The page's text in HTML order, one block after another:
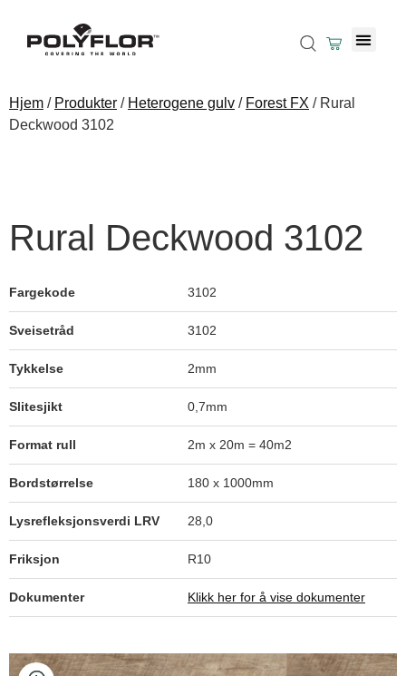
Hjem / Produkter / Heterogene gulv / Forest FX / Rural
Deckwood 3102
Rural Deckwood 3102
Fargekode 3102
Sveisetråd 3102
Tykkelse 2mm
Slitesjikt 0,7mm
Format rull 2m x 20m = 40m2
Bordstørrelse 180 x 1000mm
Lysrefleksjonsverdi LRV 28,0
Friksjon R10
Dokumenter Klikk her for å vise dokumenter
French Walnut 3120
Rustic Oak 3330